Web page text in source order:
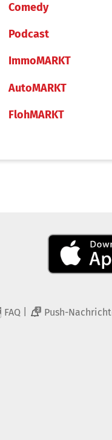
Comedy
Podcast
ImmoMARKT
AutoMARKT
FlohMARKT
FAQ 2 Push-